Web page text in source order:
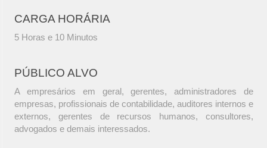
CARGA HORÁRIA
5 Horas e 10 Minutos
PÚBLICO ALVO
A empresários em geral, gerentes, administradores de
empresas, profissionais de contabilidade, auditores internos e
externos, gerentes de recursos humanos, consultores,
advogados e demais interessados.